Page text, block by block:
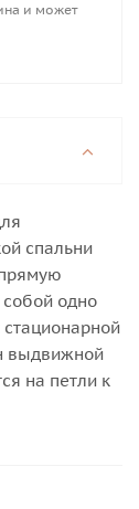
и может
спальни
собой одно
выдвижной
на петли к